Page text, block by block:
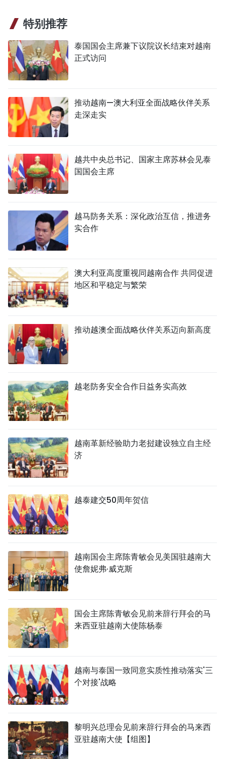
特别推荐
泰国国会主席兼下议院议长结束对越南
正式访问
推动越南—澳大利亚全面战略伙伴关系
走深走实
越共中央总书记、国家主席苏林会见泰
国国会主席
越马防务关系：深化政治互信，推进务
实合作
澳大利亚高度重视同越南合作 共同促进
地区和平稳定与繁荣
推动越澳全面战略伙伴关系迈向新高度
越老防务安全合作日益务实高效
越南革新经验助力老挝建设独立自主经
济
越泰建交50周年贺信
越南国会主席陈青敏会见美国驻越南大
使詹妮弗·威克斯
国会主席陈青敏会见前来辞行拜会的马
来西亚驻越南大使陈杨泰
越南与泰国一致同意实质性推动落实'三
个对接'战略
黎明兴总理会见前来辞行拜会的马来西
亚驻越南大使【组图】